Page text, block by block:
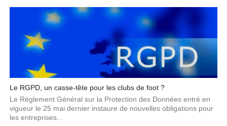
Le RGPD, un casse-tête pour les clubs de foot ?
Le Règlement Général sur la Protection des Données entré en
vigueur le 25 mai dernier instaure de nouvelles obligations pour
les entreprises...